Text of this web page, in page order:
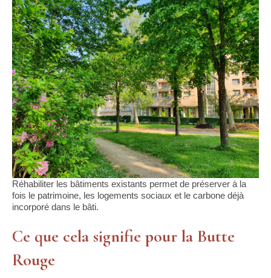
Réhabiliter les bâtiments existants permet de préserver à la
fois le patrimoine, les logements sociaux et le carbone déjà
incorporé dans le bâti.
Ce que cela signifie pour la Butte
Rouge